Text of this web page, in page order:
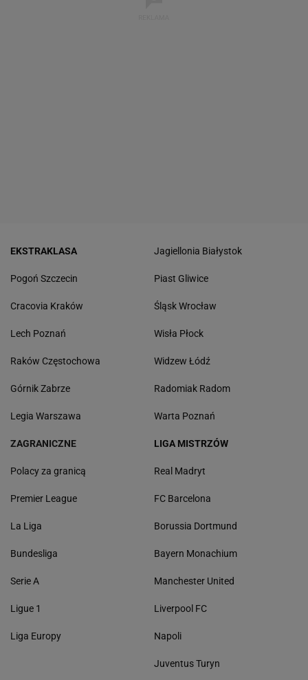
EKSTRAKLASA
Pogoń Szczecin
Cracovia Kraków
Lech Poznań
Raków Częstochowa
Górnik Zabrze
Legia Warszawa
Jagiellonia Białystok
Piast Gliwice
Śląsk Wrocław
Wisła Płock
Widzew Łódź
Radomiak Radom
Warta Poznań
ZAGRANICZNE
Polacy za granicą
Premier League
La Liga
Bundesliga
Serie A
Ligue 1
Liga Europy
LIGA MISTRZÓW
Real Madryt
FC Barcelona
Borussia Dortmund
Bayern Monachium
Manchester United
Liverpool FC
Napoli
Juventus Turyn